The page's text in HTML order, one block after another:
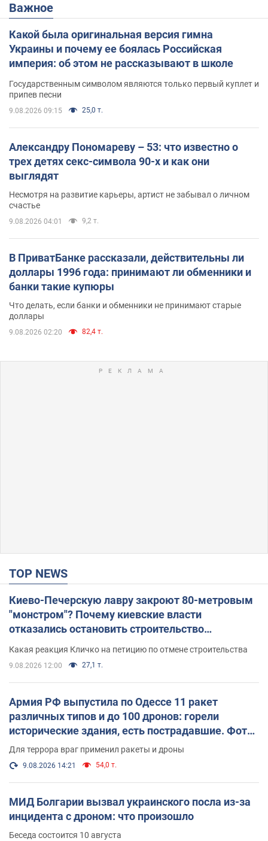
Важное
Какой была оригинальная версия гимна
Украины и почему ее боялась Российская
империя: об этом не рассказывают в школе
Государственным символом являются только первый куплет и
припев песни
9.08.2026 09:15 25,0 т.
Александру Пономареву – 53: что известно о
трех детях секс-символа 90-х и как они
выглядят
Несмотря на развитие карьеры, артист не забывал о личном
счастье
9.08.2026 04:01 9,2 т.
В ПриватБанке рассказали, действительны ли
доллары 1996 года: принимают ли обменники и
банки такие купюры
Что делать, если банки и обменники не принимают старые
доллары
9.08.2026 02:20 82,4 т.
TOP NEWS
Киево-Печерскую лавру закроют 80-метровым
"монстром"? Почему киевские власти
отказались остановить строительство
небоскреба "московского верующего"
Какая реакция Кличко на петицию по отмене строительства
9.08.2026 12:00 27,1 т.
Армия РФ выпустила по Одессе 11 ракет
различных типов и до 100 дронов: горели
исторические здания, есть пострадавшие. Фото
и видео
Для террора враг применил ракеты и дроны
9.08.2026 14:21 54,0 т.
МИД Болгарии вызвал украинского посла из-за
инцидента с дроном: что произошло
Беседа состоится 10 августа